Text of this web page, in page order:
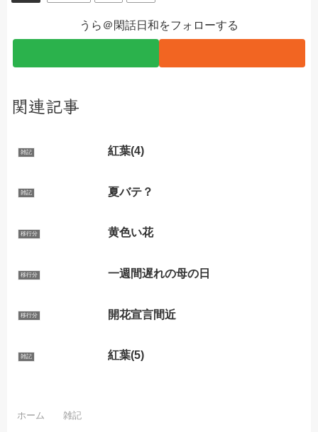
うら＠閑話日和をフォローする
関連記事
雑記 紅葉(4)
雑記 夏バテ？
移行分 黄色い花
移行分 一週間遅れの母の日
移行分 開花宣言間近
雑記 紅葉(5)
ホーム 雑記